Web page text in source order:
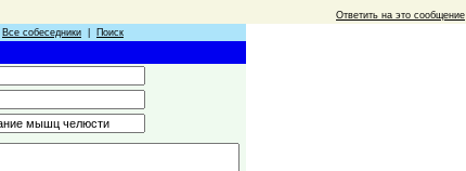
Ответить на это сообщение
Все собеседники Поиск